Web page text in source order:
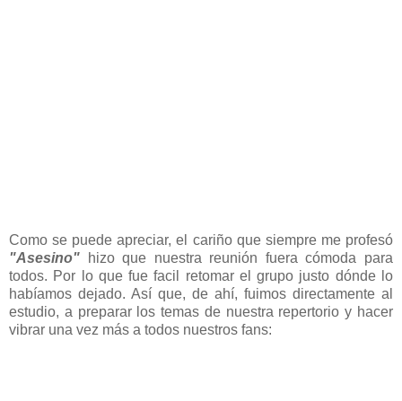
Como se puede apreciar, el cariño que siempre me profesó
"Asesino" hizo que nuestra reunión fuera cómoda para
todos. Por lo que fue facil retomar el grupo justo dónde lo
habíamos dejado. Así que, de ahí, fuimos directamente al
estudio, a preparar los temas de nuestra repertorio y hacer
vibrar una vez más a todos nuestros fans: